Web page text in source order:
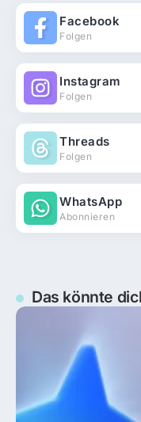
Facebook
Folgen
Instagram
Folgen
Threads
Folgen
WhatsApp
Abonnieren
Das könnte